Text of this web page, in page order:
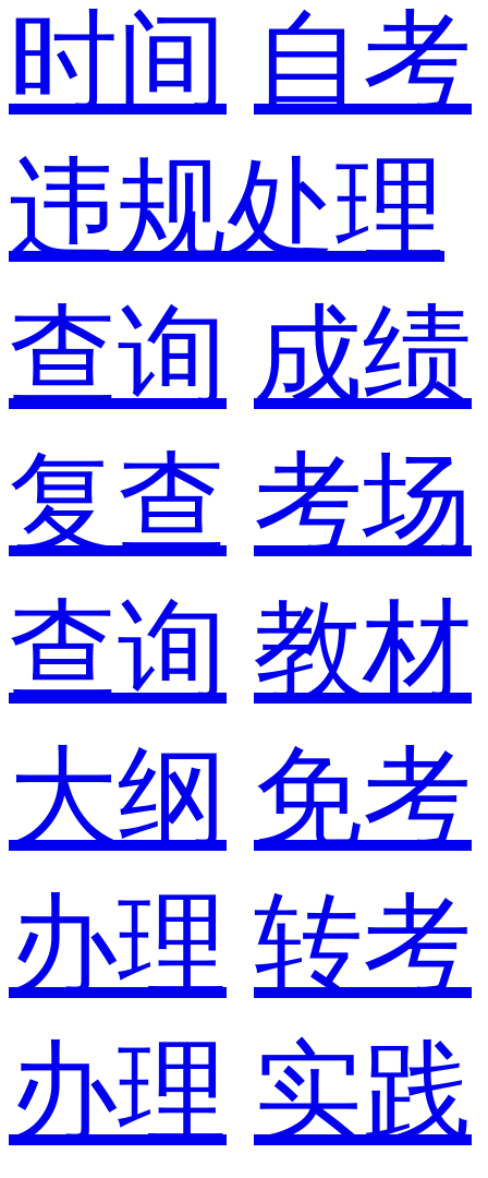
时间 自考
违规处理
查询 成绩
复查 考场
查询 教材
大纲 免考
办理 转考
办理 实践